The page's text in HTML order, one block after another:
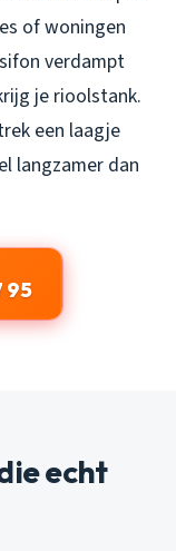
of woningen
verdampt
je rioolstank.
een laagje
langzamer dan
95
echt